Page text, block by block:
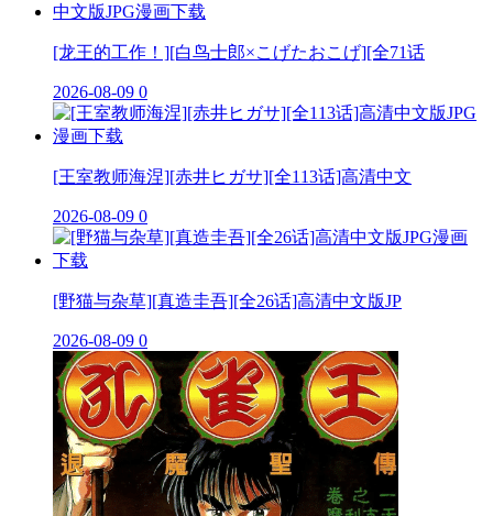
[龙王的工作！][白鸟士郎×こげたおこげ][全71话
2026-08-09 0
[王室教师海涅][赤井ヒガサ][全113话]高清中文
2026-08-09 0
[野猫与杂草][真造圭吾][全26话]高清中文版JP
2026-08-09 0